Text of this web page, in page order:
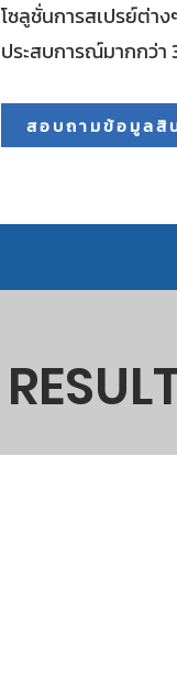
โซลูชั่นการสเปรย์ต่
ประสบการณ์มากกว่า
สอบถามข้อมูลสิ